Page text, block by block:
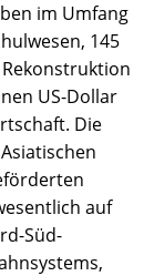
im Umfang
145
US-Dollar
Die
auf
Süd-